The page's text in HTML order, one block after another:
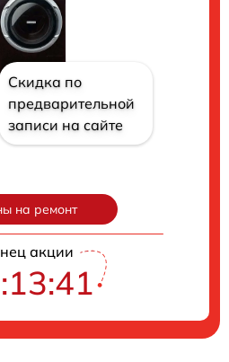
Скидка по
предварительной
записи на сайте
на ремонт
акции